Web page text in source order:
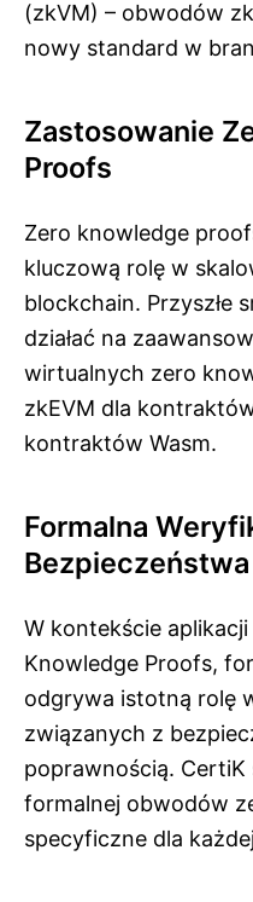
(zkVM) – obwodów
nowy standard w
Zastosowanie
Proofs
Zero knowledge
kluczową rolę w
blockchain. Przyszłe
działać na
wirtualnych zero
zkEVM dla
kontraktów Wasm.
Formalna
W kontekście
Knowledge Proofs,
odgrywa istotną rolę
związanych z
poprawnością.
formalnej obwodów
specyficzne dla